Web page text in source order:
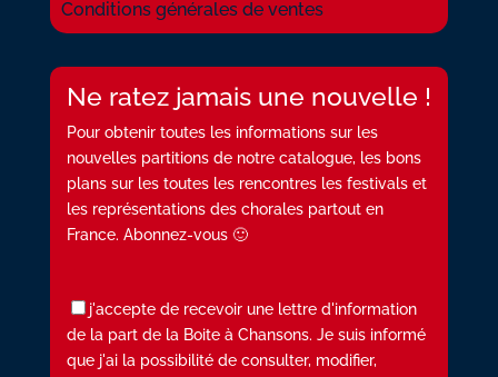
Conditions générales de ventes
Ne ratez jamais une nouvelle !
Pour obtenir toutes les informations sur les
nouvelles partitions de notre catalogue, les bons
plans sur les toutes les rencontres les festivals et
les représentations des chorales partout en
France. Abonnez-vous 🙂
j'accepte de recevoir une lettre d'information
de la part de la Boite à Chansons. Je suis informé
que j'ai la possibilité de consulter, modifier,